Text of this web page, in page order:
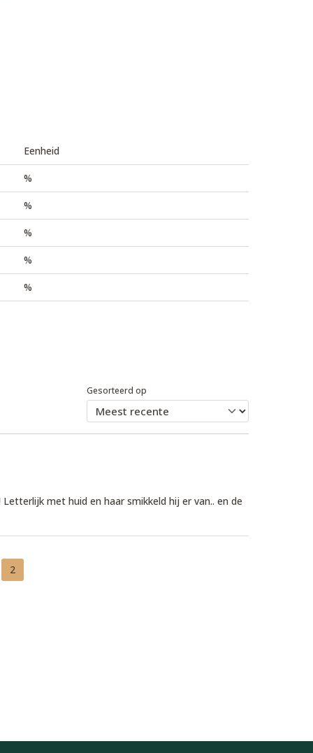
Eenheid
%
%
%
%
%
Gesorteerd op
met huid en haar smikkeld hij er van.. en de
Pagina
2